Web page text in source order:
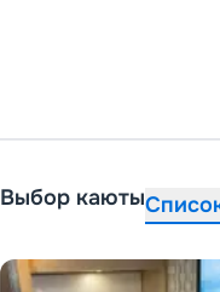
Выбор каюты